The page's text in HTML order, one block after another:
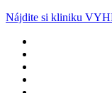
Nájdite si kliniku